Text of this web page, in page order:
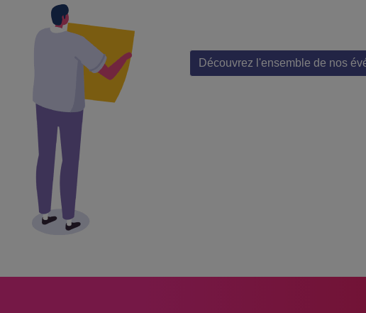
Découvrez l'ensemble de nos